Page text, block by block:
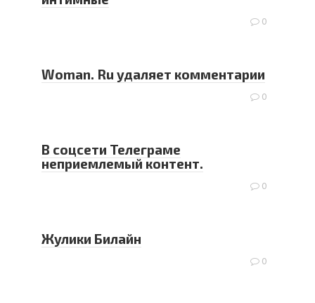
0
Woman. Ru удаляет комментарии
0
В соцсети Телеграме
неприемлемый контент.
0
Жулики Билайн
0